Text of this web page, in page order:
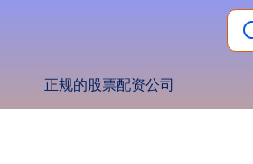
正规的股票配资公司